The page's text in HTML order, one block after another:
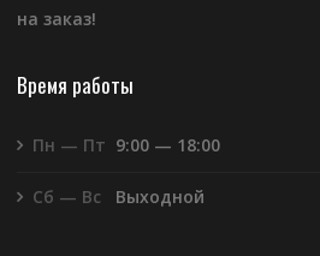
на заказ!
Время работы
Пн — Пт 9:00 — 18:00
Сб — Вс Выходной